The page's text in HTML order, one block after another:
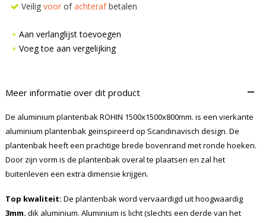
Veilig voorofachterafbetalen
Aan verlanglijst toevoegen
Voeg toe aan vergelijking
Meer informatie over dit product –
De aluminium plantenbak ROHIN 1500x1500x800mm. is een vierkante
aluminium plantenbak geïnspireerd op Scandinavisch design. De
plantenbak heeft een prachtige brede bovenrand met ronde hoeken.
Door zijn vorm is de plantenbak overal te plaatsen en zal het
buitenleven een extra dimensie krijgen.
Top kwaliteit: De plantenbak word vervaardigd uit hoogwaardig
3mm. dik aluminium. Aluminium is licht (slechts een derde van het